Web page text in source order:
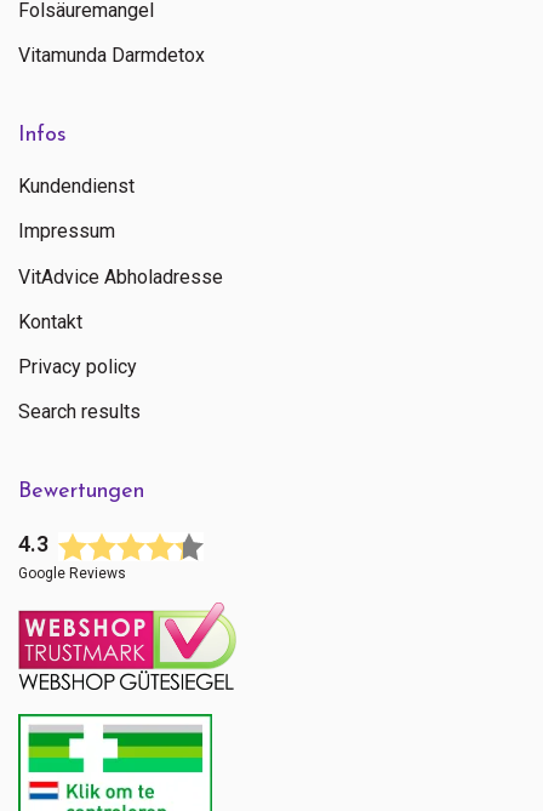
Folsäuremangel
Vitamunda Darmdetox
Infos
Kundendienst
Impressum
VitAdvice Abholadresse
Kontakt
Privacy policy
Search results
Bewertungen
4.3
Google Reviews